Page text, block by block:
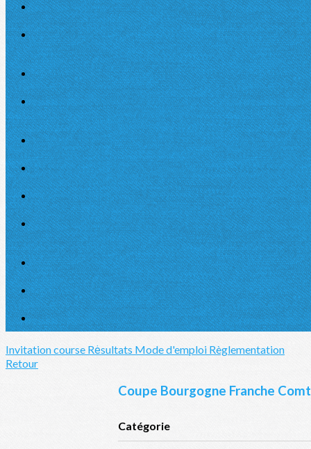
Invitation course Rėsultats Mode d'emploi Règlementation
Retour
Coupe Bourgogne Franche
Catégorie